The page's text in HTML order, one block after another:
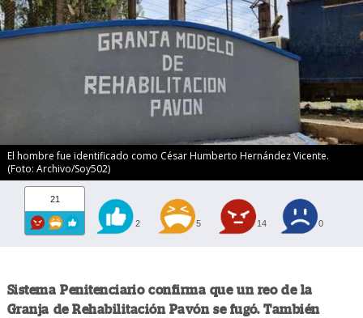
El hombre fue identificado como César Humberto Hernández Vicente.
(Foto: Archivo/Soy502)
21
2 5 14 0
Sistema Penitenciario confirma que un reo de la
Granja de Rehabilitación Pavón se fugó. También